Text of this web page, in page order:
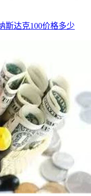
斯达克100价格多少